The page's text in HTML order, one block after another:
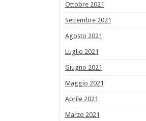
Ottobre 2021
Settembre 2021
Agosto 2021
Luglio 2021
Giugno 2021
Maggio 2021
Aprile 2021
Marzo 2021